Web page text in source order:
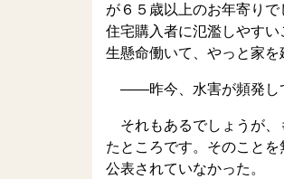
が６５歳以上のお年寄り
住宅購入者に氾濫しやす
生懸命働いて、やっと家を
――昨今、水害が頻発し
それもあるでしょうが、
たところです。そのこと
公表されていなかった。